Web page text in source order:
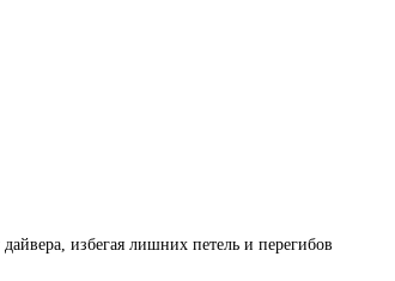
избегая лишних петель и перегибов